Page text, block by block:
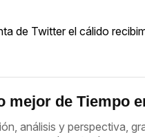
de Twitter el cálido
mejor de Tiempo
análisis y perspectiva,